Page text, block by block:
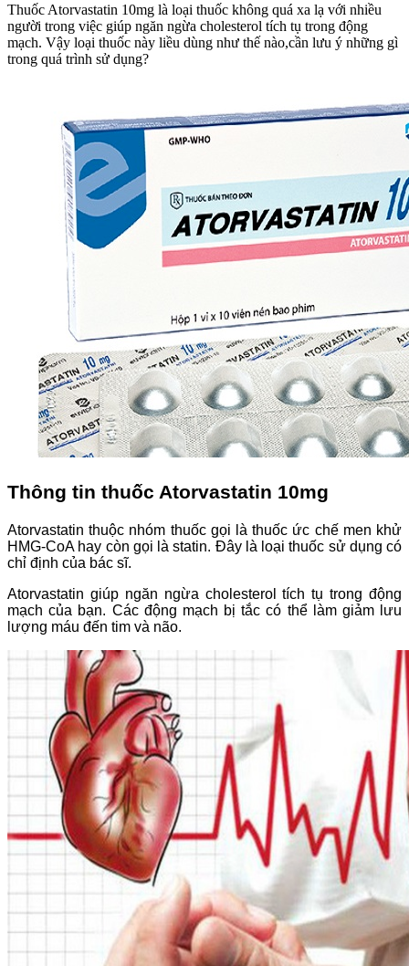
Thuốc Atorvastatin 10mg là loại thuốc không quá xa lạ với nhiều
người trong việc giúp ngăn ngừa cholesterol tích tụ trong động
mạch. Vậy loại thuốc này liều dùng như thế nào,cần lưu ý những gì
trong quá trình sử dụng?
Thông tin thuốc Atorvastatin 10mg
Atorvastatin thuộc nhóm thuốc gọi là thuốc ức chế men khử
HMG-CoA hay còn gọi là statin. Đây là loại thuốc sử dụng có
chỉ định của bác sĩ.
Atorvastatin giúp ngăn ngừa cholesterol tích tụ trong động
mạch của bạn. Các động mạch bị tắc có thể làm giảm lưu
lượng máu đến tim và não.